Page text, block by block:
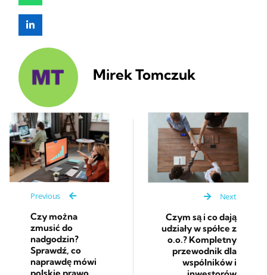
Mirek Tomczuk
Previous
Czy można
zmusić do
nadgodzin?
Sprawdź, co
naprawdę mówi
Next
Czym są i co dają
udziały w spółce z
o.o.? Kompletny
przewodnik dla
wspólników i